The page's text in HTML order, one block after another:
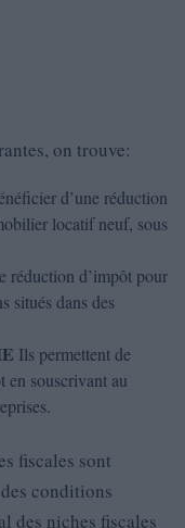
on trouve:
d’une réduction
locatif neuf, sous
réduction d’impôt pour
situés dans des
Ils permettent de
en souscrivant au
fiscales sont
conditions
des niches fiscales